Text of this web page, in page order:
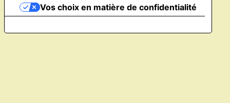
Vos choix en matière de confidentialité